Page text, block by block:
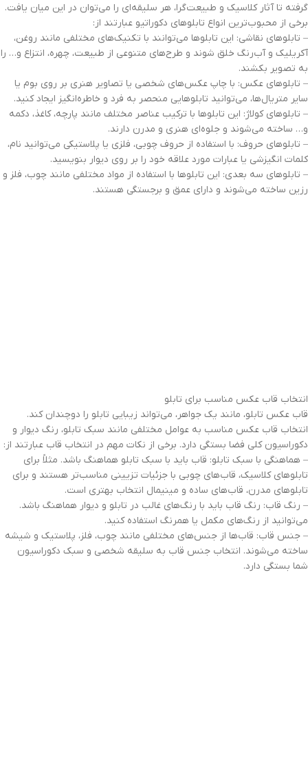
گرفته تا آثار کلاسیک و طبیعت‌گرا، هر سلیقه‌ای را می‌توان در این میان یافت.
برخی از محبوب‌ترین انواع تابلوهای دکوراتیو عبارتند از:
– تابلوهای نقاشی: این تابلوها می‌توانند با تکنیک‌های مختلفی مانند روغن،
آکریلیک و آب‌رنگ خلق شوند و طرح‌های متنوعی از طبیعت، چهره، انتزاع و… را
به تصویر بکشند.
– تابلوهای عکس: با چاپ عکس‌های شخصی یا تصاویر هنری بر روی بوم یا
سایر متریال‌ها، می‌توانید تابلوهایی منحصر به فرد و خاطره‌انگیز ایجاد کنید.
– تابلوهای کولاژ: این تابلوها با ترکیب عناصر مختلف مانند پارچه، کاغذ، دکمه
و… ساخته می‌شوند و جلوه‌ای هنری و مدرن دارند.
– تابلوهای حروف: با استفاده از حروف چوبی، فلزی یا پلاستیکی می‌توانید نام،
کلمات انگیزشی یا عبارات مورد علاقه خود را بر روی دیوار بنویسید.
– تابلوهای سه بعدی: این تابلوها با استفاده از مواد مختلفی مانند چوب، فلز و
رزین ساخته می‌شوند و دارای عمق و برجستگی هستند.
انتخاب قاب عکس مناسب برای تابلو
قاب عکس تابلو، مانند یک جواهر، می‌تواند زیبایی تابلو را دوچندان کند.
انتخاب قاب عکس مناسب به عوامل مختلفی مانند سبک تابلو، رنگ دیوار و
دکوراسیون کلی فضا بستگی دارد. برخی از نکات مهم در انتخاب قاب عبارتند از:
– هماهنگی با سبک تابلو: قاب باید با سبک تابلو هماهنگ باشد. مثلاً برای
تابلوهای کلاسیک، قاب‌های چوبی با جزئیات تزیینی مناسب‌تر هستند و برای
تابلوهای مدرن، قاب‌های ساده و مینیمال انتخاب بهتری است.
– رنگ قاب: رنگ قاب باید با رنگ‌های غالب در تابلو و دیوار هماهنگ باشد.
می‌توانید از رنگ‌های مکمل یا همرنگ استفاده کنید.
– جنس قاب: قاب‌ها از جنس‌های مختلفی مانند چوب، فلز، پلاستیک و شیشه
ساخته می‌شوند. انتخاب جنس قاب به سلیقه شخصی و سبک دکوراسیون
شما بستگی دارد.